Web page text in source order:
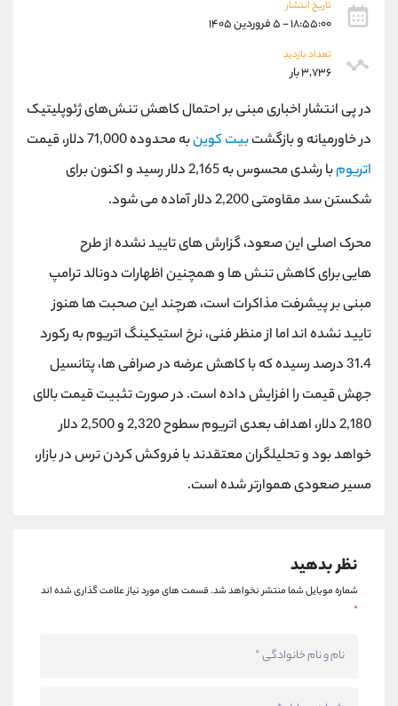
تاریخ انتشار
۱۸:۵۵:۰۰ - ۵ فروردین ۱۴۰۵
تعداد بازدید
۳,۷۳۶ بار
در پی انتشار اخباری مبنی بر احتمال کاهش تنش‌های ژئوپلیتیک
در خاورمیانه و بازگشتبیت کوینبه محدوده 71,000 دلار، قیمت
اتریوم
با رشدی محسوس به 2,165 دلار رسید و اکنون برای
شکستن سد مقاومتی 2,200 دلار آماده می شود.
محرک اصلی این صعود، گزارش های تایید نشده از طرح
هایی برای کاهش تنش ها و همچنین اظهارات دونالد ترامپ
مبنی بر پیشرفت مذاکرات است، هرچند این صحبت ها هنوز
تایید نشده اند اما از منظر فنی، نرخ استیکینگ اتریوم به رکورد
31.4 درصد رسیده که با کاهش عرضه در صرافی ها، پتانسیل
جهش قیمت را افزایش داده است. در صورت تثبیت قیمت بالای
2,180 دلار، اهداف بعدی اتریوم سطوح 2,320 و 2,500 دلار
خواهد بود و تحلیلگران معتقدند با فروکش کردن ترس در بازار،
مسیر صعودی هموارتر شده است.
نظر بدهید
شماره موبایل شما منتشر نخواهد شد.قسمت های مورد نیاز علامت گذاری شده اند
*
واتساپ
داخلی
پشتیبان فروش (محسن یزدی)
موبایل 09304891085
واتساپ شروع گفتگو
تلگرام @Armteam_admin_103
اطلاعات تماس (دفتر فروش)
021-22021030
تلفن 021-22021040
بدون پیش شماره 90001030
اینستاگرام @alireza.mehrabii
کانال بله @alirezamehrabi_official